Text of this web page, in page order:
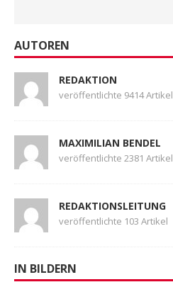
AUTOREN
REDAKTION
veröffentlichte 9414 Artikel
MAXIMILIAN BENDEL
veröffentlichte 2381 Artikel
REDAKTIONSLEITUNG
veröffentlichte 103 Artikel
IN BILDERN